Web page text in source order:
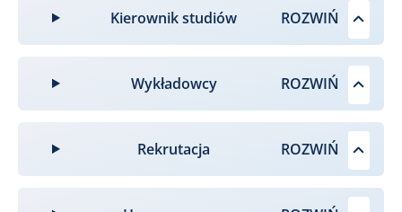
Kierownik studiów
Wykładowcy
Rekrutacja